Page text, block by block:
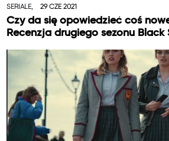
SERIALE, 29 CZE 2021
Czy da się opowiedzieć coś
Recenzja drugiego sezonu Black